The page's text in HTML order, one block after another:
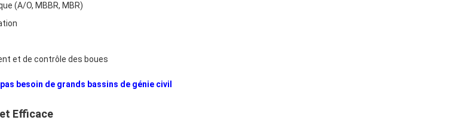
(A/O, MBBR, MBR)
et de contrôle des boues
pas besoin de grands bassins de génie civil
Efficace